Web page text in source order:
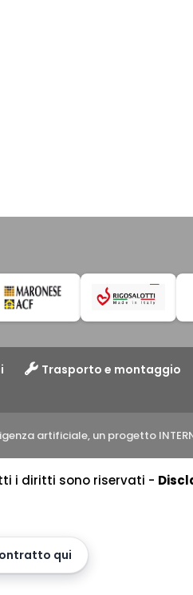
Trasporto e montaggio
artificiale, un progetto
i diritti sono riservati -
qui